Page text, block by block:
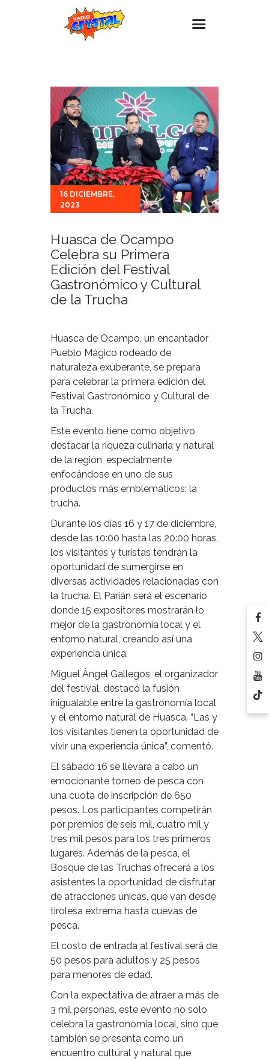
Estaciones
Eventos
Promociones
Noticias
Para ti
Contacto
16 DICIEMBRE,
2023
Huasca de Ocampo
Celebra su Primera
Edición del Festival
Gastronómico y Cultural
de la Trucha
Huasca de Ocampo, un encantador
Pueblo Mágico rodeado de
naturaleza exuberante, se prepara
para celebrar la primera edición del
Festival Gastronómico y Cultural de
la Trucha.
Este evento tiene como objetivo
destacar la riqueza culinaria y natural
de la región, especialmente
enfocándose en uno de sus
productos más emblemáticos: la
trucha.
Durante los días 16 y 17 de diciembre,
desde las 10:00 hasta las 20:00 horas,
los visitantes y turistas tendrán la
oportunidad de sumergirse en
diversas actividades relacionadas con
la trucha. El Parián será el escenario
donde 15 expositores mostrarán lo
mejor de la gastronomía local y el
entorno natural, creando así una
experiencia única.
Miguel Ángel Gallegos, el organizador
del festival, destacó la fusión
inigualable entre la gastronomía local
y el entorno natural de Huasca. “Las y
los visitantes tienen la oportunidad de
vivir una experiencia única”, comentó.
El sábado 16 se llevará a cabo un
emocionante torneo de pesca con
una cuota de inscripción de 650
pesos. Los participantes competirán
por premios de seis mil, cuatro mil y
tres mil pesos para los tres primeros
lugares. Además de la pesca, el
Bosque de las Truchas ofrecerá a los
asistentes la oportunidad de disfrutar
de atracciones únicas, que van desde
tirolesa extrema hasta cuevas de
pesca.
El costo de entrada al festival será de
50 pesos para adultos y 25 pesos
para menores de edad.
Con la expectativa de atraer a más de
3 mil personas, este evento no solo
celebra la gastronomía local, sino que
también se presenta como un
encuentro cultural y natural que